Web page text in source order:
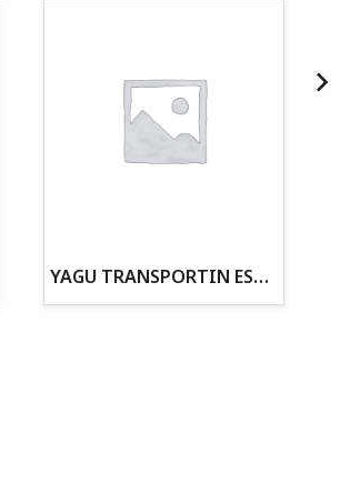
YAGU TRANSPORTIN ESPUMA CAMUFLAJE Nº1 36x30x28